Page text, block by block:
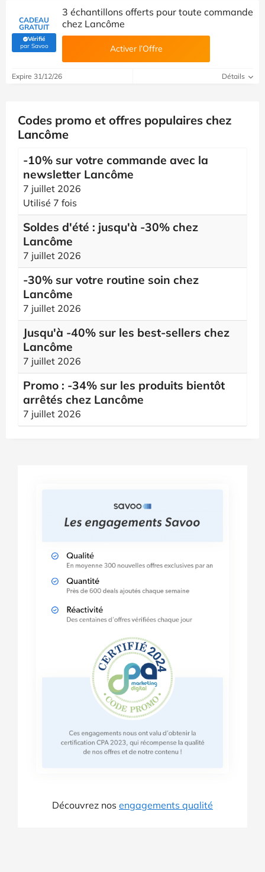
CADEAU
GRATUIT
Vérifié
par Savoo(Vérifié par Savoo)
3 échantillons offerts pour toute commande
chez Lancôme
Activer l’Offre
Expire 31/12/26 Détails
Codes promo et offres populaires chez
Lancôme
-10% sur votre commande avec la
newsletter Lancôme
7 juillet 2026
Utilisé 7 fois
Soldes d'été : jusqu'à -30% chez
Lancôme
7 juillet 2026
-30% sur votre routine soin chez
Lancôme
7 juillet 2026
Jusqu'à -40% sur les best-sellers chez
Lancôme
7 juillet 2026
Promo : -34% sur les produits bientôt
arrêtés chez Lancôme
7 juillet 2026
Découvrez nos engagements qualité